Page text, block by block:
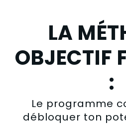
LA
OBJECTIF
:
Le programme
débloquer ton